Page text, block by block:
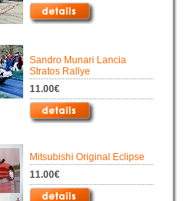
Sandro Munari Lancia
Stratos Rallye
11.00€
Mitsubishi Original Eclipse
11.00€